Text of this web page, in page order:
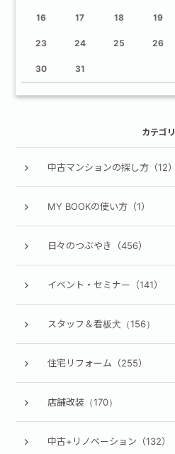
16 17 18 19
23 24 25 26
30 31
カテゴリ
中古マンションの探し方（12）
MY BOOKの使い方（1）
日々のつぶやき（456）
イベント・セミナー（141）
スタッフ＆看板犬（156）
住宅リフォーム（255）
店舗改装（170）
中古+リノベーション（132）